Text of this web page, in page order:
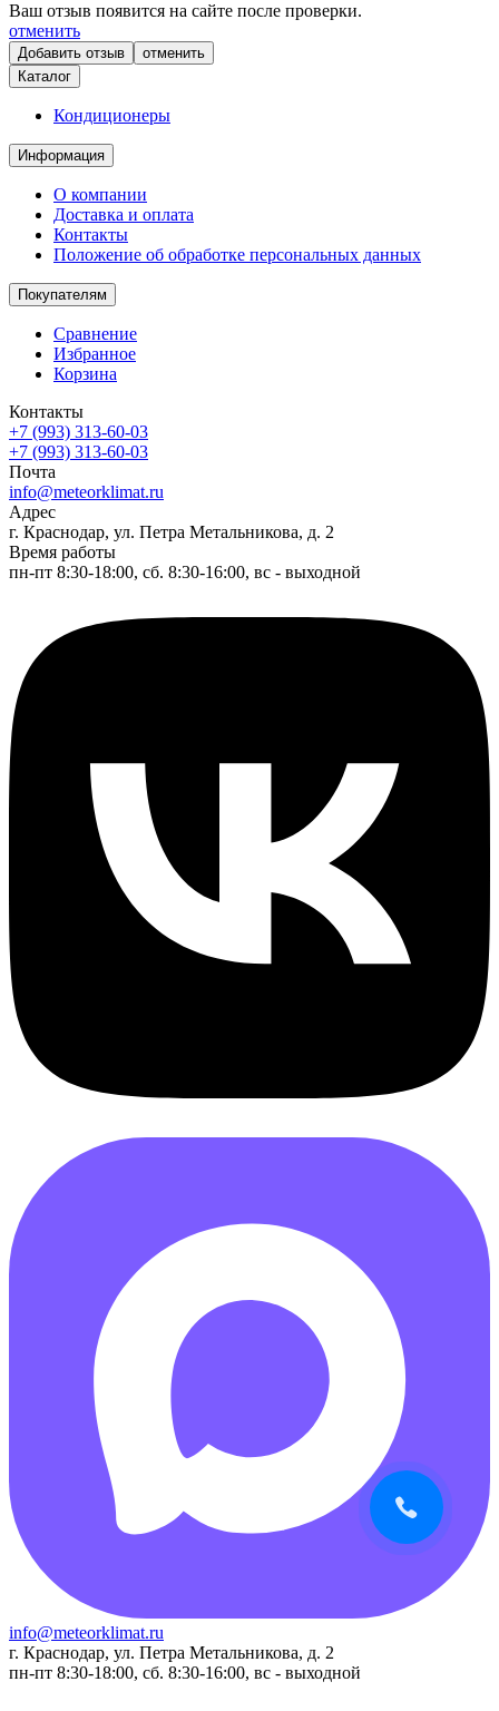
Ваш отзыв появится на сайте после проверки.
отменить
отменить
Каталог
Кондиционеры
Информация
О компании
Доставка и оплата
Контакты
Положение об обработке персональных данных
Покупателям
Сравнение
Избранное
Корзина
Контакты
+7 (993) 313-60-03
+7 (993) 313-60-03
Почта
info@meteorklimat.ru
Адрес
г. Краснодар, ул. Петра Метальникова, д. 2
Время работы
пн-пт 8:30-18:00, сб. 8:30-16:00, вс - выходной
info@meteorklimat.ru
г. Краснодар, ул. Петра Метальникова, д. 2
пн-пт 8:30-18:00, сб. 8:30-16:00, вс - выходной